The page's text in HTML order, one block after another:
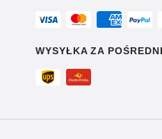
WYSYŁKA ZA